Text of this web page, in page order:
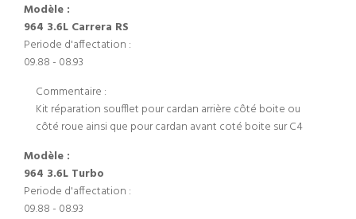
Modèle :
964 3.6L Carrera RS
Periode d'affectation :
09.88 - 08.93
Commentaire :
Kit réparation soufflet pour cardan arrière côté boite ou
côté roue ainsi que pour cardan avant coté boite sur C4
Modèle :
964 3.6L Turbo
Periode d'affectation :
09.88 - 08.93